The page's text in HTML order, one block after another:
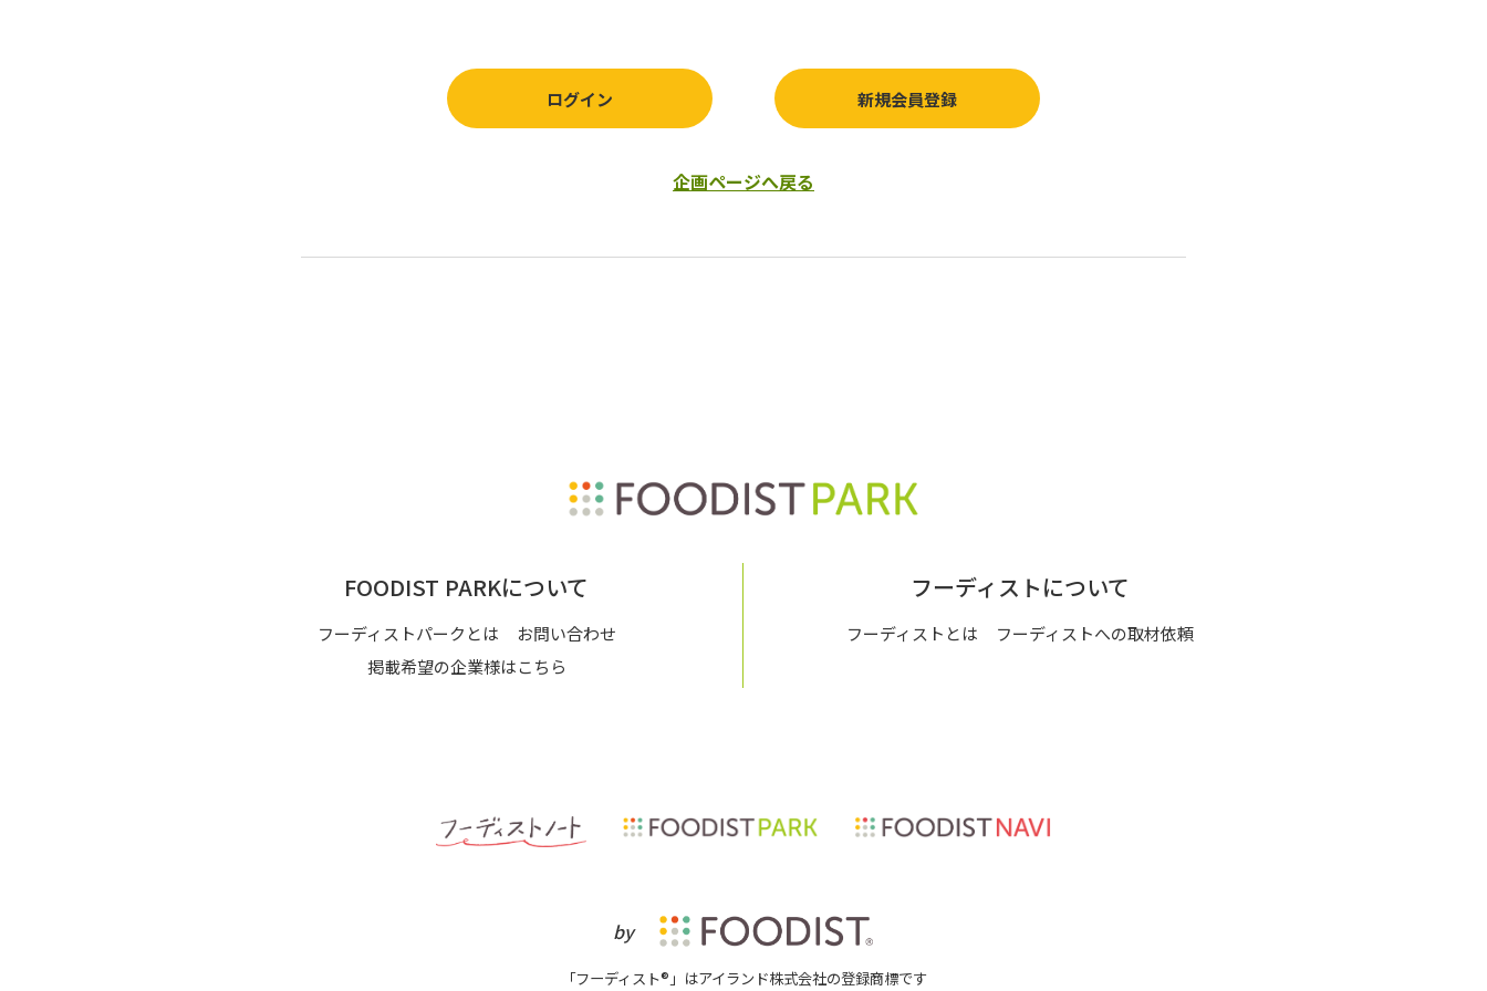
ログイン 新規会員登録
企画ページへ戻る
FOODIST PARKについて
フーディストパークとは
お問い合わせ
掲載希望の企業様はこちら
フーディストについて
フーディストとは フーディストへの取材依頼
by
「フーディスト®」はアイランド株式会社の登録商標です